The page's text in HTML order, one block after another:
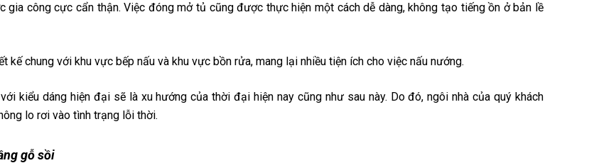
gia công cực cẩn thận. Việc đóng mở tủ cũng được thực hiện một cách dễ dàng, không tạo tiếng ồn ở bản lề
kế chung với khu vực bếp nấu và khu vực bồn rửa, mang lại nhiều tiện ích cho việc nấu nướng.
kiểu dáng hiện đại sẽ là xu hướng của thời đại hiện nay cũng như sau này. Do đó, ngôi nhà của quý khách
lo rơi vào tình trạng lỗi thời.
gỗ sồi